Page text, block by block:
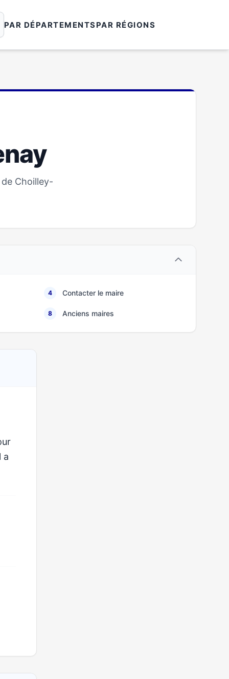
PAR DÉPARTEMENTSPAR RÉGIONS
Choilley-
4 Contacter le maire
8 Anciens maires
a